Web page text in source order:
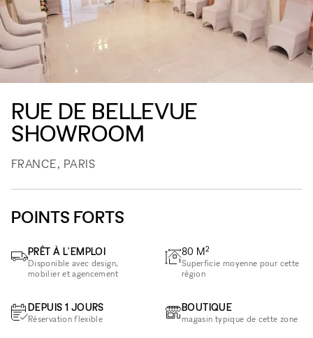
RUE DE BELLEVUE
SHOWROOM
FRANCE, PARIS
POINTS FORTS
PRÊT À L'EMPLOI
Disponible avec design,
mobilier et agencement
DEPUIS 1 JOURS
Réservation flexible
80 M2
Superficie moyenne pour cette
région
BOUTIQUE
magasin typique de cette zone